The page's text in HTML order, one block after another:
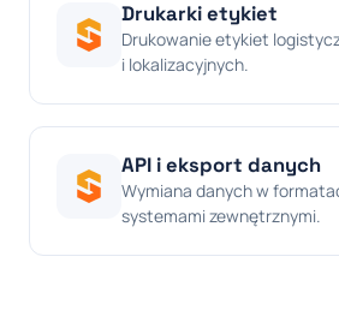
Drukarki etykiet
Drukowanie etykiet
i lokalizacyjnych.
API i eksport danych
Wymiana danych w
systemami zewnętrznymi.